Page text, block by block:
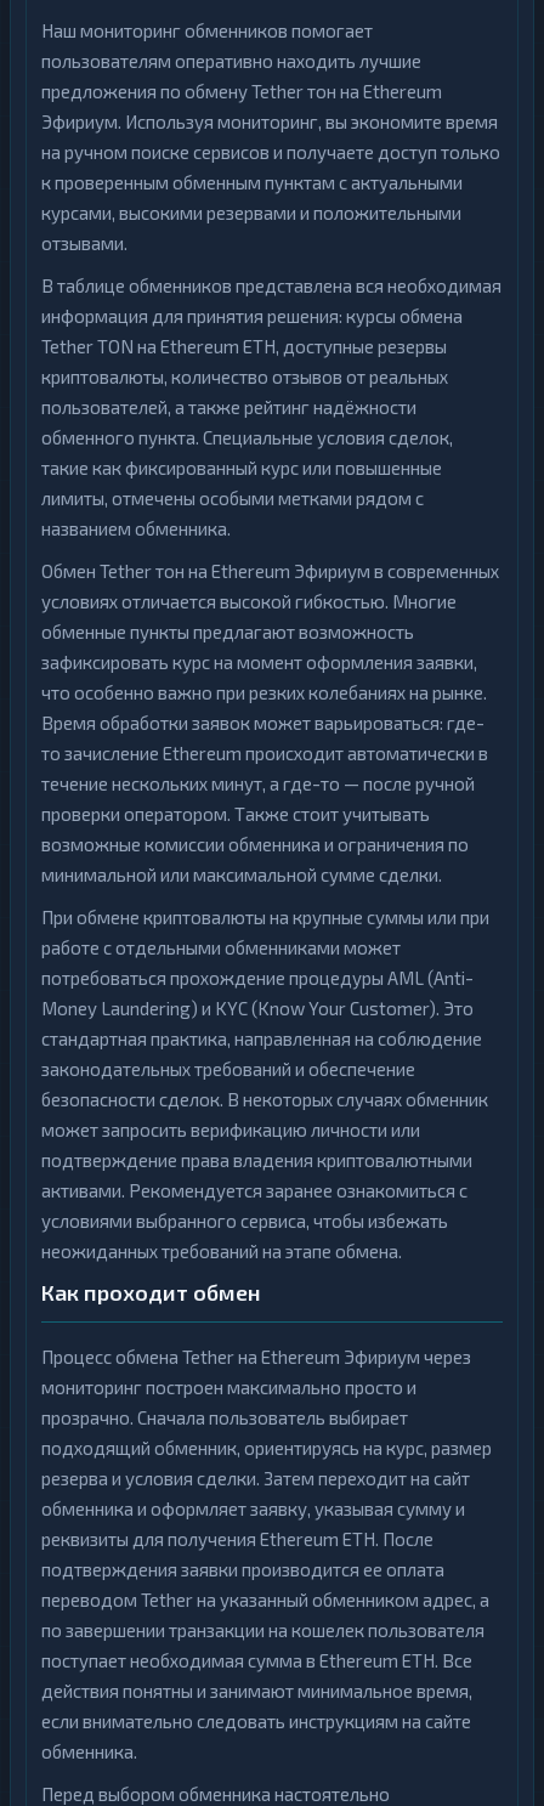
Наш мониторинг обменников помогает
пользователям оперативно находить лучшие
предложения по обмену Tether тон на Ethereum
Эфириум. Используя мониторинг, вы экономите время
на ручном поиске сервисов и получаете доступ только
к проверенным обменным пунктам с актуальными
курсами, высокими резервами и положительными
отзывами.
В таблице обменников представлена вся необходимая
информация для принятия решения: курсы обмена
Tether TON на Ethereum ETH, доступные резервы
криптовалюты, количество отзывов от реальных
пользователей, а также рейтинг надёжности
обменного пункта. Специальные условия сделок,
такие как фиксированный курс или повышенные
лимиты, отмечены особыми метками рядом с
названием обменника.
Обмен Tether тон на Ethereum Эфириум в современных
условиях отличается высокой гибкостью. Многие
обменные пункты предлагают возможность
зафиксировать курс на момент оформления заявки,
что особенно важно при резких колебаниях на рынке.
Время обработки заявок может варьироваться: где-
то зачисление Ethereum происходит автоматически в
течение нескольких минут, а где-то — после ручной
проверки оператором. Также стоит учитывать
возможные комиссии обменника и ограничения по
минимальной или максимальной сумме сделки.
При обмене криптовалюты на крупные суммы или при
работе с отдельными обменниками может
потребоваться прохождение процедуры AML (Anti-
Money Laundering) и KYC (Know Your Customer). Это
стандартная практика, направленная на соблюдение
законодательных требований и обеспечение
безопасности сделок. В некоторых случаях обменник
может запросить верификацию личности или
подтверждение права владения криптовалютными
активами. Рекомендуется заранее ознакомиться с
условиями выбранного сервиса, чтобы избежать
неожиданных требований на этапе обмена.
Как проходит обмен
Процесс обмена Tether на Ethereum Эфириум через
мониторинг построен максимально просто и
прозрачно. Сначала пользователь выбирает
подходящий обменник, ориентируясь на курс, размер
резерва и условия сделки. Затем переходит на сайт
обменника и оформляет заявку, указывая сумму и
реквизиты для получения Ethereum ETH. После
подтверждения заявки производится ее оплата
переводом Tether на указанный обменником адрес, а
по завершении транзакции на кошелек пользователя
поступает необходимая сумма в Ethereum ETH. Все
действия понятны и занимают минимальное время,
если внимательно следовать инструкциям на сайте
обменника.
Перед выбором обменника настоятельно